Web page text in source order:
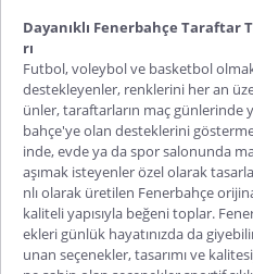
Dayanıklı Fenerbahçe Taraftar
rı
Futbol, voleybol ve basketbol
destekleyenler, renklerini her an
ünler, taraftarların maç günlerinde
bahçe'ye olan desteklerini
inde, evde ya da spor salonunda
aşımak isteyenler özel olarak
nlı olarak üretilen Fenerbahçe
kaliteli yapısıyla beğeni toplar.
ekleri günlük hayatınızda da
unan seçenekler, tasarımı ve